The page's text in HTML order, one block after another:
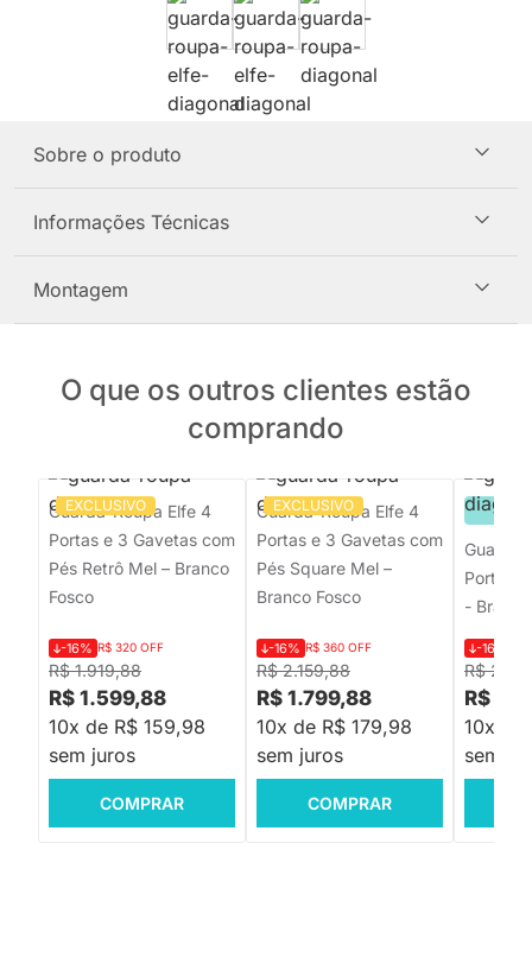
Sobre o produto
Informações Técnicas
Montagem
O que os outros clientes estão
comprando
EXCLUSIVO
Guarda-Roupa Elfe 4
Portas e 3 Gavetas com
Pés Retrô Mel – Branco
Fosco
R$ 1.919,88
-16% R$ 320 OFF
R$ 1.599,88
10x de R$ 159,98
sem juros
COMPRAR
EXCLUSIVO
Guarda-Roupa Elfe 4
Portas e 3 Gavetas com
Pés Square Mel –
Branco Fosco
R$ 2.159,88
-16% R$ 360 OFF
R$ 1.799,88
10x de R$ 179,98
sem juros
COMPRAR
Portas
-
R$
-16%
R$
10x de
sem